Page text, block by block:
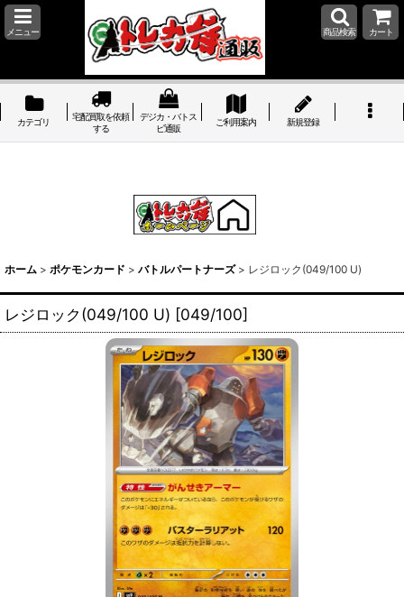
メニュー 商品検索 カート
カテゴリ
宅配買取を依頼
する
デジカ・バトス
ピ通販
ご利用案内 新規登録
ホーム > ポケモンカード > バトルパートナーズ > レジロック(049/100 U)
レジロック(049/100 U) [049/100]